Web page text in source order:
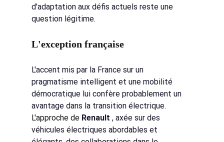
d'adaptation aux défis actuels reste une
question légitime.
L'exception française
L'accent mis par la France sur un
pragmatisme intelligent et une mobilité
démocratique lui confère probablement un
avantage dans la transition électrique.
L'approche de Renault , axée sur des
véhicules électriques abordables et